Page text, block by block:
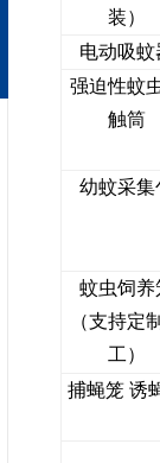
装）
电动吸蚊
强迫性蚊
触筒
幼蚊采集
蚊虫饲养
（支持定
工）
捕蝇笼 诱